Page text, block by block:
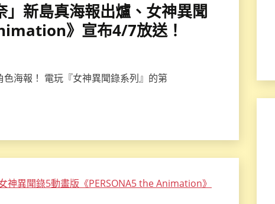
新島真海報出爐、女神異聞
》宣布4/7放送！
海報！ 電玩『女神異聞錄系列』的第